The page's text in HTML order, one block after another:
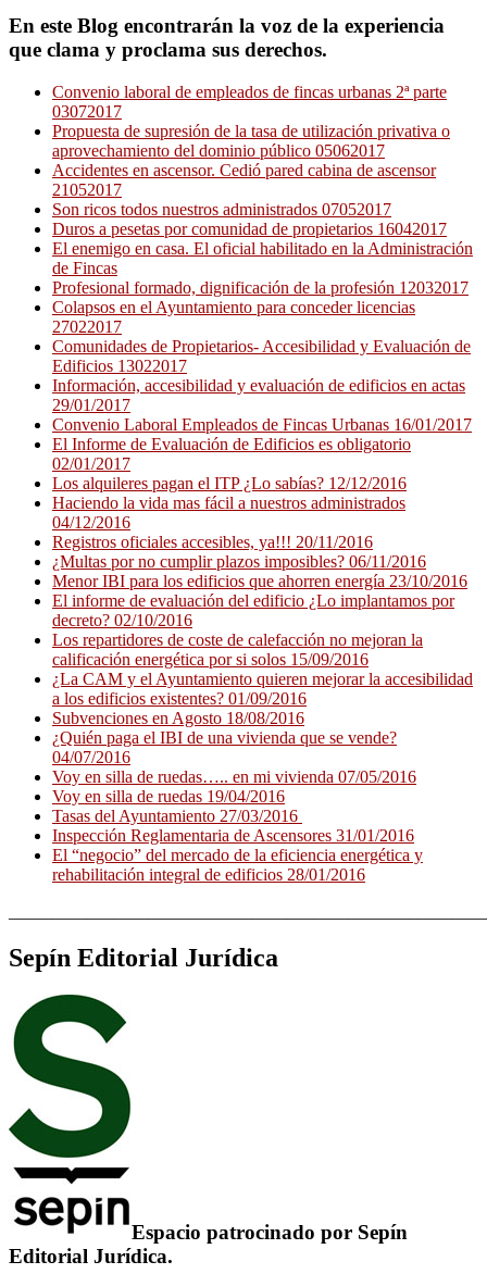
En este Blog encontrarán la voz de la experiencia
que clama y proclama sus derechos.
Convenio laboral de empleados de fincas urbanas 2ª parte
03072017
Propuesta de supresión de la tasa de utilización privativa o
aprovechamiento del dominio público 05062017
Accidentes en ascensor. Cedió pared cabina de ascensor
21052017
Son ricos todos nuestros administrados 07052017
Duros a pesetas por comunidad de propietarios 16042017
El enemigo en casa. El oficial habilitado en la Administración
de Fincas
Profesional formado, dignificación de la profesión 12032017
Colapsos en el Ayuntamiento para conceder licencias
27022017
Comunidades de Propietarios- Accesibilidad y Evaluación de
Edificios 13022017
Información, accesibilidad y evaluación de edificios en actas
29/01/2017
Convenio Laboral Empleados de Fincas Urbanas 16/01/2017
El Informe de Evaluación de Edificios es obligatorio
02/01/2017
Los alquileres pagan el ITP ¿Lo sabías? 12/12/2016
Haciendo la vida mas fácil a nuestros administrados
04/12/2016
Registros oficiales accesibles, ya!!! 20/11/2016
¿Multas por no cumplir plazos imposibles? 06/11/2016
Menor IBI para los edificios que ahorren energía 23/10/2016
El informe de evaluación del edificio ¿Lo implantamos por
decreto? 02/10/2016
Los repartidores de coste de calefacción no mejoran la
calificación energética por si solos 15/09/2016
¿La CAM y el Ayuntamiento quieren mejorar la accesibilidad
a los edificios existentes? 01/09/2016
Subvenciones en Agosto 18/08/2016
¿Quién paga el IBI de una vivienda que se vende?
04/07/2016
Voy en silla de ruedas….. en mi vivienda 07/05/2016
Voy en silla de ruedas 19/04/2016
Tasas del Ayuntamiento 27/03/2016
Inspección Reglamentaria de Ascensores 31/01/2016
El “negocio” del mercado de la eficiencia energética y
rehabilitación integral de edificios 28/01/2016
Sepín Editorial Jurídica
Espacio patrocinado por Sepín
Editorial Jurídica.